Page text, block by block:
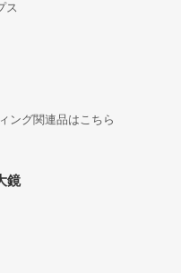
ス
ング関連品はこちら
鏡